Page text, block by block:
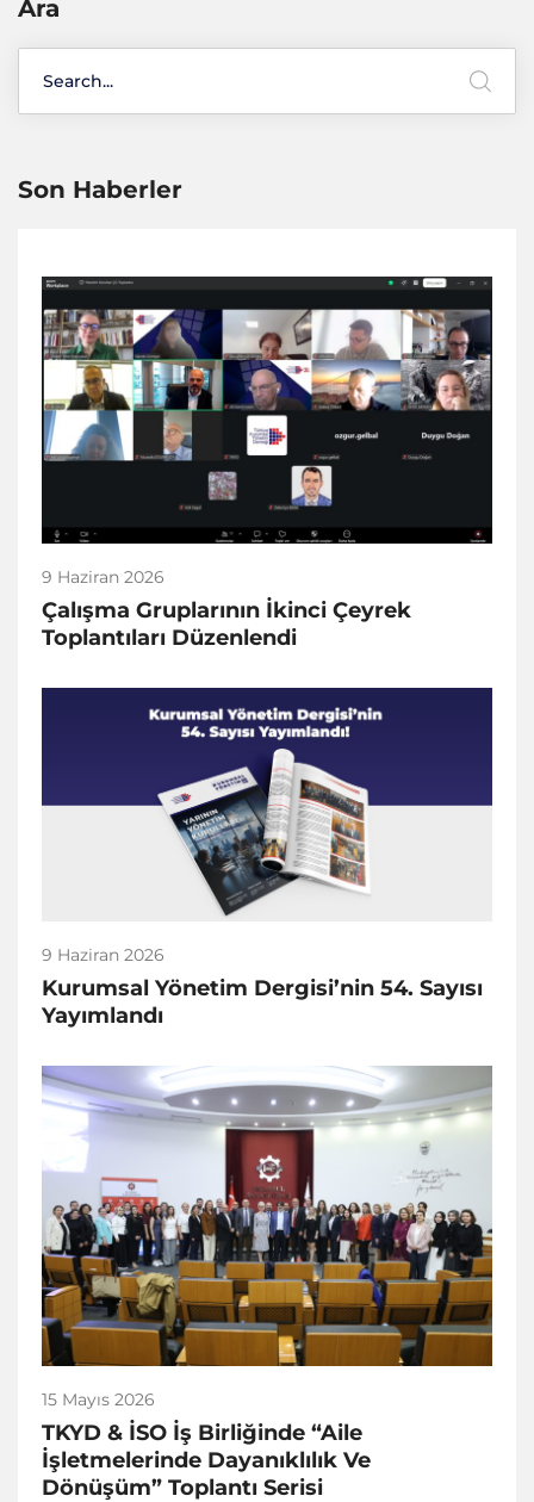
Ara
Son Haberler
9 Haziran 2026
Çalışma Gruplarının İkinci Çeyrek
Toplantıları Düzenlendi
9 Haziran 2026
Kurumsal Yönetim Dergisi’nin 54. Sayısı
Yayımlandı
15 Mayıs 2026
TKYD & İSO İş Birliğinde “Aile
İşletmelerinde Dayanıklılık Ve
Dönüşüm” Toplantı Serisi